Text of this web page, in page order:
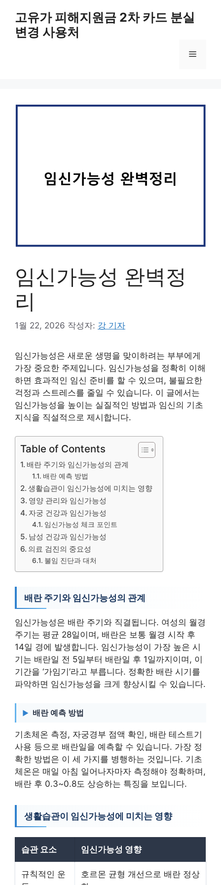
고유가 피해지원금 2차 카드 분실
변경 사용처
메
임신가능성 완벽정
리
1월 22, 2026 작성자: 강 기자
임신가능성은 새로운 생명을 맞이하려는 부부에게
가장 중요한 주제입니다. 임신가능성을 정확히 이해
하면 효과적인 임신 준비를 할 수 있으며, 불필요한
걱정과 스트레스를 줄일 수 있습니다. 이 글에서는
임신가능성을 높이는 실질적인 방법과 임신의 기초
지식을 직설적으로 제시합니다.
Table of Contents
배란 주기와 임신가능성의 관계
배란 예측 방법
생활습관이 임신가능성에 미치는 영향
영양 관리와 임신가능성
자궁 건강과 임신가능성
임신가능성 체크 포인트
남성 건강과 임신가능성
의료 검진의 중요성
불임 진단과 대처
배란 주기와 임신가능성의 관계
임신가능성은 배란 주기와 직결됩니다. 여성의 월경
주기는 평균 28일이며, 배란은 보통 월경 시작 후
14일 경에 발생합니다. 임신가능성이 가장 높은 시
기는 배란일 전 5일부터 배란일 후 1일까지이며, 이
기간을 ‘가임기’라고 부릅니다. 정확한 배란 시기를
파악하면 임신가능성을 크게 향상시킬 수 있습니다.
배란 예측 방법
기초체온 측정, 자궁경부 점액 확인, 배란 테스트기
사용 등으로 배란일을 예측할 수 있습니다. 가장 정
확한 방법은 이 세 가지를 병행하는 것입니다. 기초
체온은 매일 아침 일어나자마자 측정해야 정확하며,
배란 후 0.3~0.8도 상승하는 특징을 보입니다.
생활습관이 임신가능성에 미치는 영향
습관 요소 임신가능성 영향
규칙적인 운
호르몬 균형 개선으로 배란 정상